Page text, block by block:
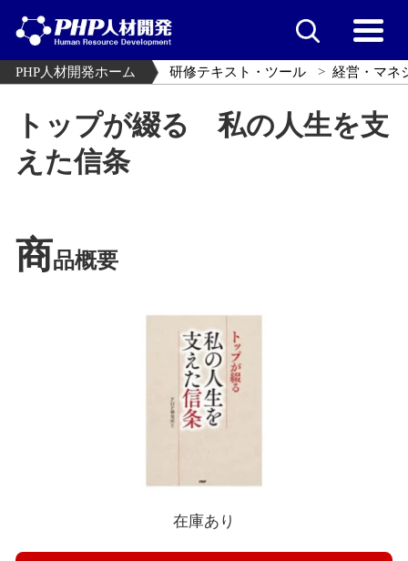
PHP人材開発ホーム 研修テキスト・ツール 経営・マネ
トップが綴る 私の人生を支
えた信条
商品概要
在庫あり